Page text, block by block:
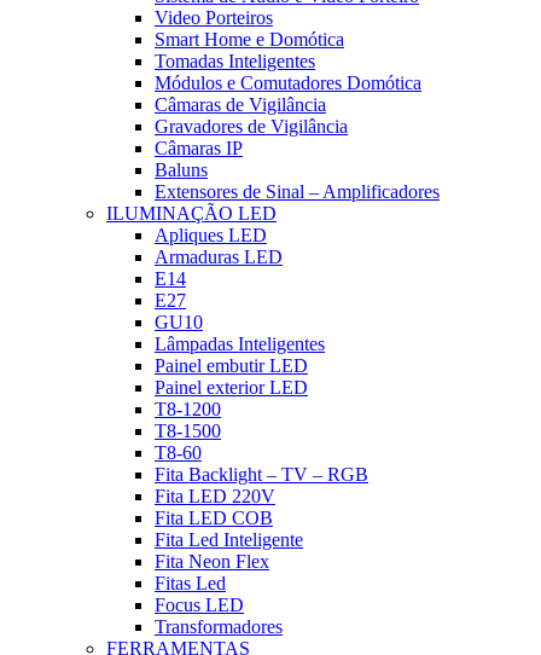
Video Porteiros
Smart Home e Domótica
Tomadas Inteligentes
Módulos e Comutadores Domótica
Câmaras de Vigilância
Gravadores de Vigilância
Câmaras IP
Baluns
Extensores de Sinal – Amplificadores
ILUMINAÇÃO LED
Apliques LED
Armaduras LED
E14
E27
GU10
Lâmpadas Inteligentes
Painel embutir LED
Painel exterior LED
T8-1200
T8-1500
T8-60
Fita Backlight – TV – RGB
Fita LED 220V
Fita LED COB
Fita Led Inteligente
Fita Neon Flex
Fitas Led
Focus LED
Transformadores
FERRAMENTAS